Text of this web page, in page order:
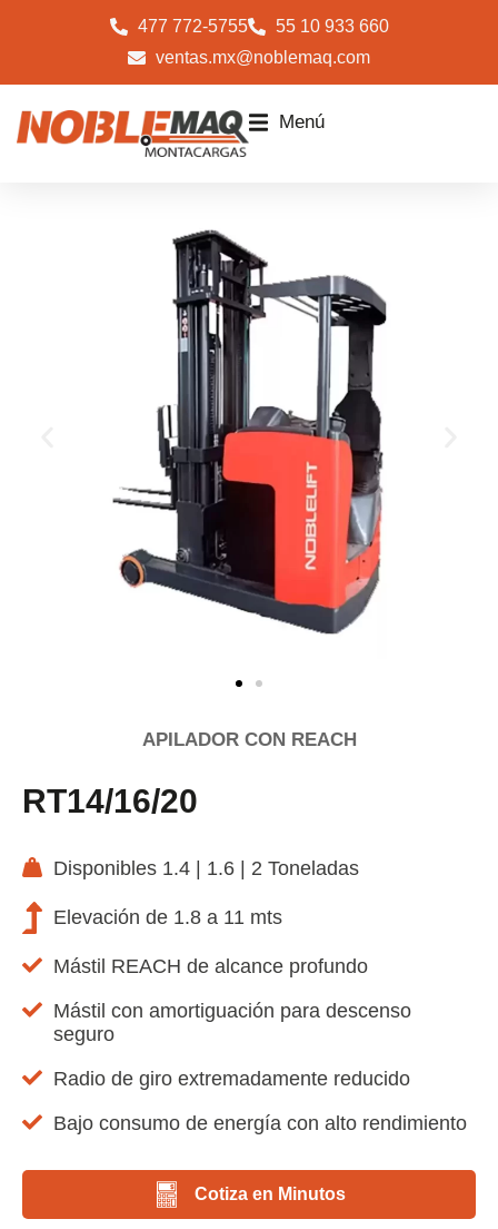
477 772-5755
55 10 933 660
ventas.mx@noblemaq.com
Menú
APILADOR CON REACH
RT14/16/20
Disponibles 1.4 | 1.6 | 2 Toneladas
Elevación de 1.8 a 11 mts
Mástil REACH de alcance profundo
Mástil con amortiguación para descenso
seguro
Radio de giro extremadamente reducido
Bajo consumo de energía con alto rendimiento
Cotiza en Minutos